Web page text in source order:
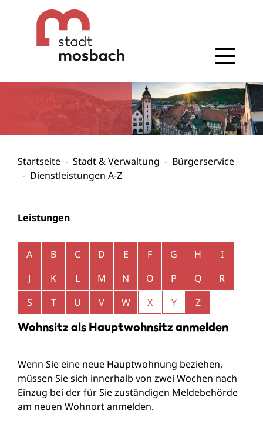
Gehe zum Navigationsbereich
Gehe zum Inhalt
Startseite Stadt & Verwaltung
Bürgerservice
Dienstleistungen A-Z
Leistungen
Alphabetisches Register überspringen
A B C D E F G H
I
J
K L M N O P Q
R
S
T U V W X Y Z
Wohnsitz als Hauptwohnsitz anmelden
Wenn Sie eine neue Hauptwohnung beziehen,
müssen Sie sich innerhalb von zwei Wochen nach
Einzug bei der für Sie zuständigen Meldebehörde
am neuen Wohnort anmelden.